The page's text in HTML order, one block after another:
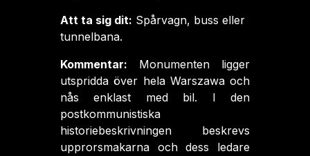
Att ta sig dit: Spårvagn, buss eller
tunnelbana.
Kommentar:
Monumenten ligger
utspridda över hela Warszawa och
nås enklast med bil. I den
postkommunistiska
historiebeskrivningen beskrevs
upprorsmakarna och dess ledare